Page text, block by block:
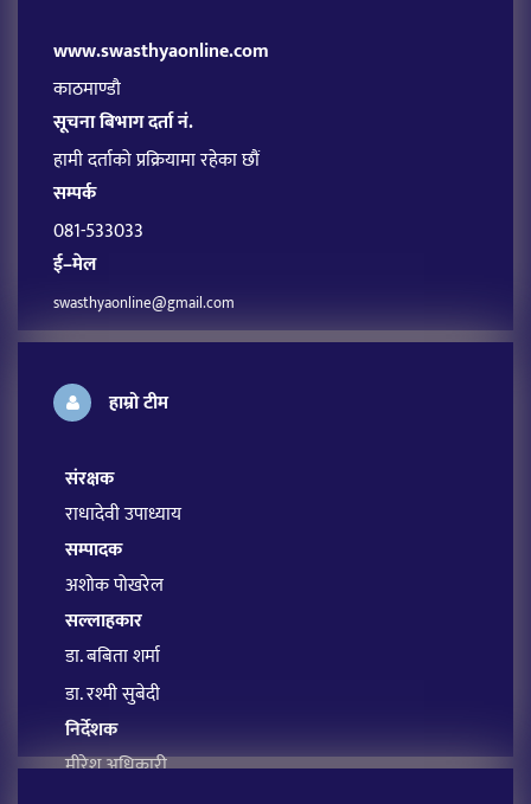
www.swasthyaonline.com
काठमाण्डौ
सूचना बिभाग दर्ता नं.
हामी दर्ताको प्रक्रियामा रहेका छौं
सम्पर्क
081-533033
ई–मेल
swasthyaonline@gmail.com
हाम्रो टीम
संरक्षक
राधादेवी उपाध्याय
सम्पादक
अशोक पोखरेल
सल्लाहकार
डा. बबिता शर्मा
डा. रश्मी सुबेदी
निर्देशक
मीरेश अधिकारी